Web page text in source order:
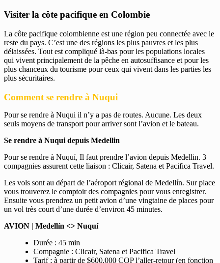
Visiter la côte pacifique en Colombie
La côte pacifique colombienne est une région peu connectée avec le
reste du pays. C’est une des régions les plus pauvres et les plus
délaissées. Tout est compliqué là-bas pour les populations locales
qui vivent principalement de la pêche en autosuffisance et pour les
plus chanceux du tourisme pour ceux qui vivent dans les parties les
plus sécuritaires.
Comment se rendre à Nuqui
Pour se rendre à Nuqui il n’y a pas de routes. Aucune. Les deux
seuls moyens de transport pour arriver sont l’avion et le bateau.
Se rendre à Nuqui depuis Medellin
Pour se rendre à Nuquí, Il faut prendre l’avion depuis Medellin. 3
compagnies assurent cette liaison : Clicair, Satena et Pacifica Travel.
Les vols sont au départ de l’aéroport régional de Medellín. Sur place
vous trouverez le comptoir des compagnies pour vous enregistrer.
Ensuite vous prendrez un petit avion d’une vingtaine de places pour
un vol très court d’une durée d’environ 45 minutes.
AVION | Medellín <> Nuquí
Durée : 45 min
Compagnie : Clicair, Satena et Pacifica Travel
Tarif : à partir de $600.000 COP l’aller-retour (en fonction